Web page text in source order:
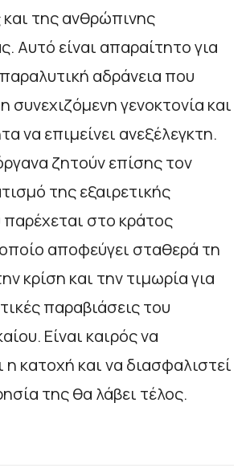
και της ανθρώπινης
Αυτό είναι απαραίτητο για
αδράνεια που
συνεχιζόμενη γενοκτονία και
να επιμείνει ανεξέλεγκτη.
ζητούν επίσης τον
της εξαιρετικής
στο κράτος
αποφεύγει σταθερά τη
κρίση και την τιμωρία για
παραβιάσεις του
Είναι καιρός να
η κατοχή και να διασφαλιστεί
της θα λάβει τέλος.